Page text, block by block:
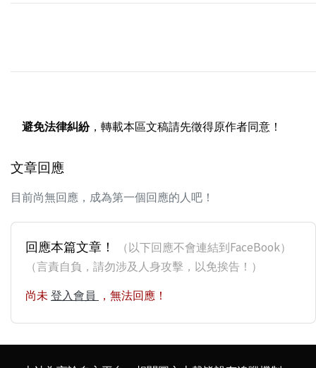
避免法律糾紛，轉載本區文稿請先徵得原作者同意！
文章回應
目前尚無回應，成為第一個回應的人吧！
回應本篇文章！
（以下回應不會連結到FaceBook）
（言責自負，請勿涉及人身攻擊，以免挨告！）
尚未 登入會員 ，無法回應！